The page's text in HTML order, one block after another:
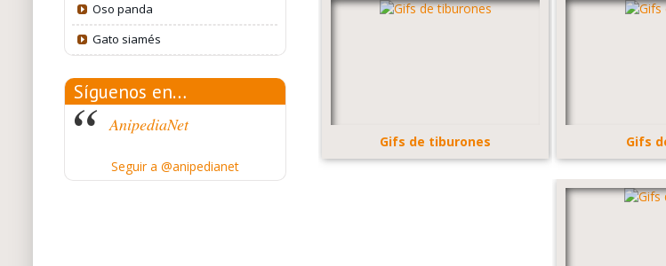
Oso panda
Gato siamés
Síguenos en…
AnipediaNet
Seguir a @anipedianet
Gifs de tiburones Gifs